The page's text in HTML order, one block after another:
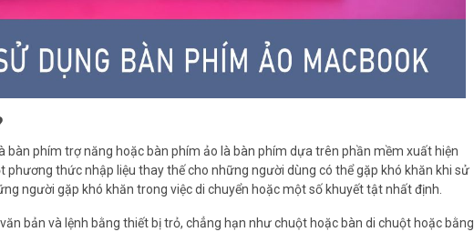
bàn phím trợ năng hoặc bàn phím ảo là bàn phím dựa trên phần mềm xuất hiện
phương thức nhập liệu thay thế cho những người dùng có thể gặp khó khăn khi sử
người gặp khó khăn trong việc di chuyển hoặc một số khuyết tật nhất định.
bản và lệnh bằng thiết bị trỏ, chẳng hạn như chuột hoặc bàn di chuột hoặc bằng